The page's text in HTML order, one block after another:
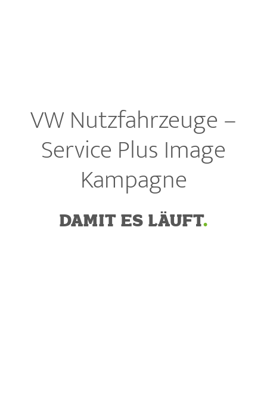
VW Nutzfahrzeuge –
Service Plus Image
Kampagne
DAMIT ES LÄUFT.